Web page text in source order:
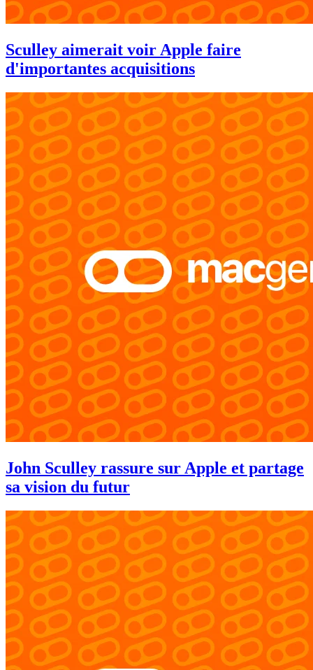
Sculley aimerait voir Apple faire
d'importantes acquisitions
John Sculley rassure sur Apple et partage
sa vision du futur